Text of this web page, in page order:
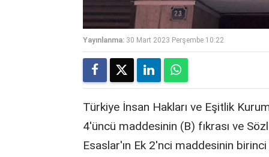
Yayınlanma: 30 Mart 2023 Perşembe 10:22
Türkiye İnsan Hakları ve Eşitlik
4'üncü maddesinin (B) fıkrası ve
Esaslar'ın Ek 2'nci maddesinin